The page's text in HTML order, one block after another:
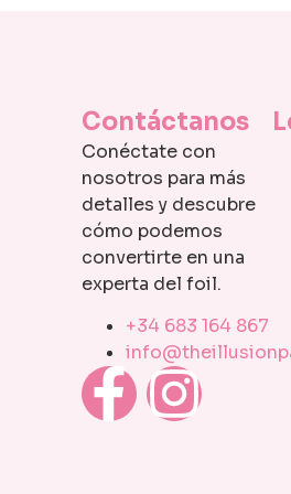
Contáctanos
Conéctate con
nosotros para más
detalles y descubre
cómo podemos
convertirte en una
experta del foil.
+34 683 164 867